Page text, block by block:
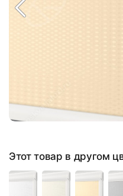
Этот товар в другом